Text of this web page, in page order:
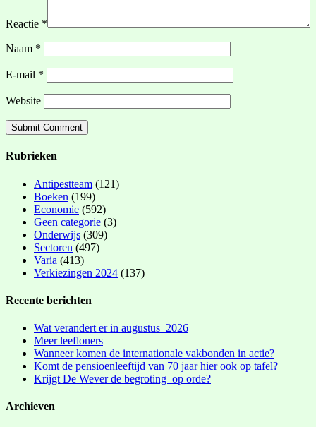
Reactie *
Naam *
E-mail *
Website
Rubrieken
Antipestteam (121)
Boeken (199)
Economie (592)
Geen categorie (3)
Onderwijs (309)
Sectoren (497)
Varia (413)
Verkiezingen 2024 (137)
Recente berichten
Wat verandert er in augustus 2026
Meer leefloners
Wanneer komen de internationale vakbonden in actie?
Komt de pensioenleeftijd van 70 jaar hier ook op tafel?
Krijgt De Wever de begroting op orde?
Archieven